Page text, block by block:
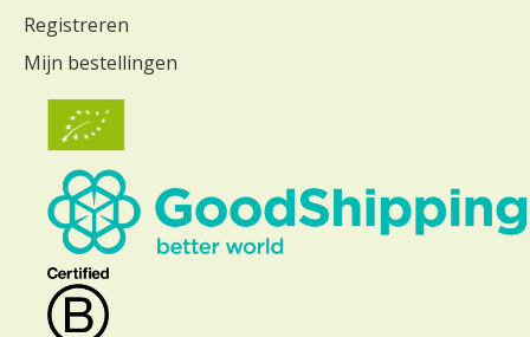
Registreren
Mijn bestellingen